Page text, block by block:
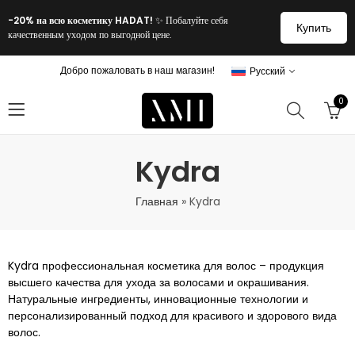
-20% на всю косметику HADAT! ✨ Побалуйте себя
качественным уходом по выгодной цене.
Купить
Добро пожаловать в наш магазин! Русский
0
Kydra
Главная » Kydra
Kydra профессиональная косметика для волос – продукция
высшего качества для ухода за волосами и окрашивания.
Натуральные ингредиенты, инновационные технологии и
персонализированный подход для красивого и здорового вида
волос.